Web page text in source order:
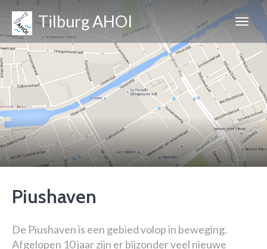
Tilburg AHOI
Piushaven
De Piushaven is een gebied volop in beweging.
Afgelopen 10 jaar zijn er bijzonder veel nieuwe